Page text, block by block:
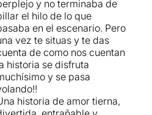
tan del
Cuervo com de la
que son formidables. I
música (la original i la
és molt i molt
Resumint, una obra
formarà part dels hits
temporada.
ne més
y no terminaba de
el hilo de lo que
en el escenario. Pero
vez te situas y te das
de como nos cuentan
historia se disfruta
y se pasa
historia de amor tierna,